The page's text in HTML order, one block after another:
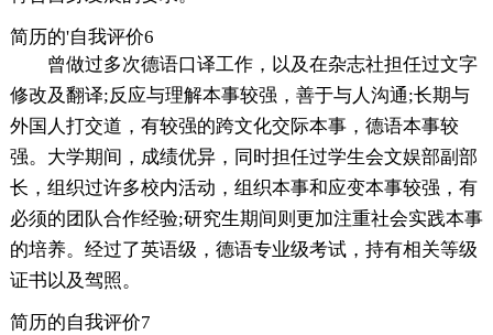
简历的'自我评价6
曾做过多次德语口译工作，以及在杂志社担任过文字
修改及翻译;反应与理解本事较强，善于与人沟通;长期与
外国人打交道，有较强的跨文化交际本事，德语本事较
强。大学期间，成绩优异，同时担任过学生会文娱部副部
长，组织过许多校内活动，组织本事和应变本事较强，有
必须的团队合作经验;研究生期间则更加注重社会实践本事
的培养。经过了英语级，德语专业级考试，持有相关等级
证书以及驾照。
简历的自我评价7